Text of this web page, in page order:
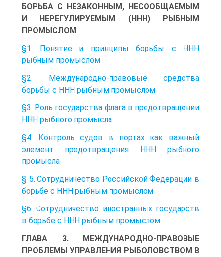
БОРЬБА С НЕЗАКОННЫМ, НЕСООБЩАЕМЫМ
И НЕРЕГУЛИРУЕМЫМ (ННН) РЫБНЫМ
ПРОМЫСЛОМ
§1. Понятие и принципы борьбы с ННН
рыбным промыслом
§2. Международно-правовые средства
борьбы с ННН рыбным промыслом
§3. Роль государства флага в предотвращении
ННН рыбного промысла
§4. Контроль судов в портах как важный
элемент предотвращения ННН рыбного
промысла
§ 5. Сотрудничество Российской Федерации в
борьбе с ННН рыбным промыслом
§6. Сотрудничество иностранных государств
в борьбе с ННН рыбным промыслом
ГЛАВА 3. МЕЖДУНАРОДНО-ПРАВОВЫЕ
ПРОБЛЕМЫ УПРАВЛЕНИЯ РЫБОЛОВСТВОМ В